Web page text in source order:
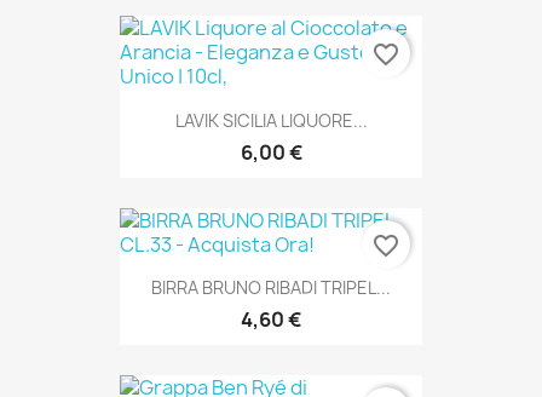
LAVIK SICILIA LIQUORE...
6,00 €
favorite_border
BIRRA BRUNO RIBADI TRIPEL...
4,60 €
favorite_border